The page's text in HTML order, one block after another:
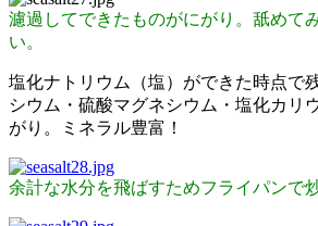
濾過してできたものがにがり。舐めて
い。
塩化ナトリウム（塩）ができた時点で
シウム・硫酸マグネシウム・塩化カリ
がり。ミネラル豊富！
余計な水分を飛ばすためフライパンで炒